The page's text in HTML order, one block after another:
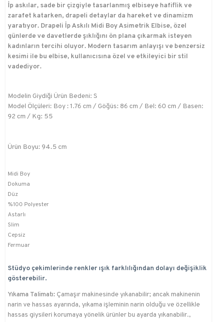
İp askılar, sade bir çizgiyle tasarlanmış elbiseye hafiflik ve
zarafet katarken, drapeli detaylar da hareket ve dinamizm
yaratıyor. Drapeli İp Askılı Midi Boy Asimetrik Elbise, özel
günlerde ve davetlerde şıklığını ön plana çıkarmak isteyen
kadınların tercihi oluyor. Modern tasarım anlayışı ve benzersiz
kesimi ile bu elbise, kullanıcısına özel ve etkileyici bir stil
vadediyor.
Modelin Giydiği Ürün Bedeni: S
Model Ölçüleri: Boy : 1.76 cm / Göğüs: 86 cm / Bel: 60 cm / Basen:
92 cm / Kg: 55
Ürün Boyu: 94.5 cm
Midi Boy
Dokuma
Düz
%100 Polyester
Astarlı
Slim
Cepsiz
Fermuar
Stüdyo çekimlerinde renkler ışık farklılığından dolayı değişiklik
gösterebilir.
Yıkama Talimatı: Çamaşır makinesinde yıkanabilir; ancak makinenin
narin ve hassas ayarında, yıkama işleminin narin olduğu ve özellikle
hassas giysileri korumaya yönelik ürünler bu ayarda yıkanabilir.,